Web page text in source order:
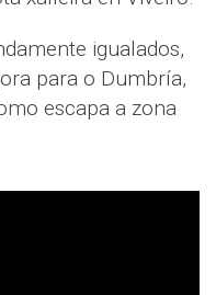
igualados,
para o Dumbría,
escapa a zona